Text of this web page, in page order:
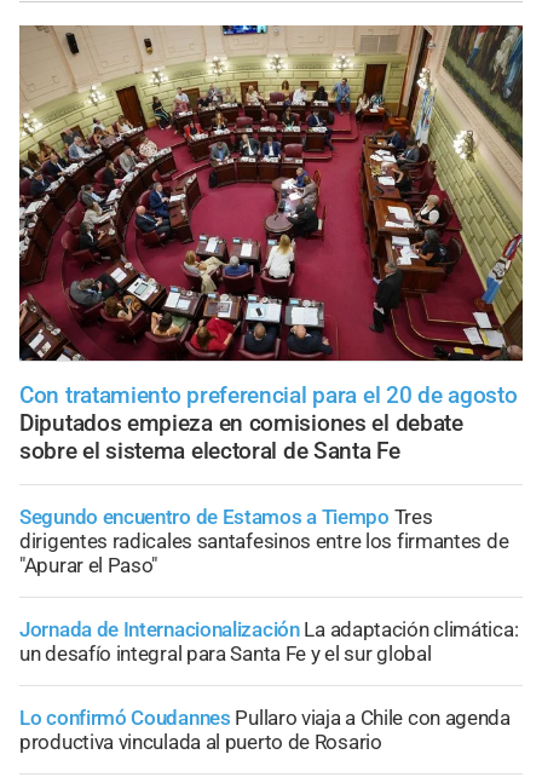
Con tratamiento preferencial para el 20 de agosto
Diputados empieza en comisiones el debate
sobre el sistema electoral de Santa Fe
Segundo encuentro de Estamos a Tiempo Tres
dirigentes radicales santafesinos entre los firmantes de
"Apurar el Paso"
Jornada de Internacionalización La adaptación climática:
un desafío integral para Santa Fe y el sur global
Lo confirmó Coudannes Pullaro viaja a Chile con agenda
productiva vinculada al puerto de Rosario